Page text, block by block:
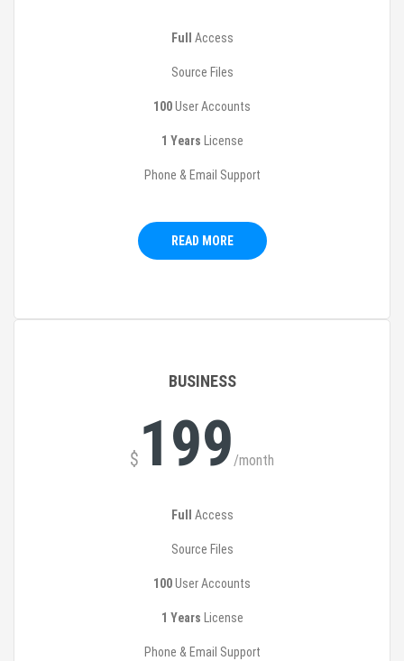
Full Access
Source Files
100User Accounts
1 Years License
Phone & Email Support
READ MORE
BUSINESS
$ 199/month
Full Access
Source Files
100User Accounts
1 Years License
Phone & Email Support